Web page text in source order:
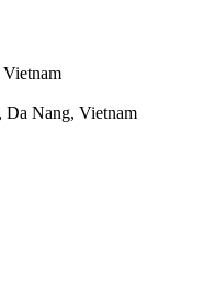
Da Nang, Vietnam